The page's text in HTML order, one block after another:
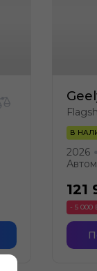
В
2026 ●
121
- 5 000